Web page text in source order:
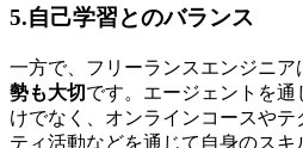
5.自己学習とのバランス
一方で、フリーランスエンジニア
勢も大切です。エージェントを
けでなく、オンラインコースや
ティ活動などを通じて自身のスキ